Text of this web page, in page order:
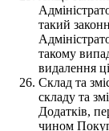
такий
такому
видалення
Склад та
складу та
Додатків,
чином